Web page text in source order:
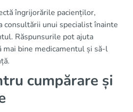
îngrijorările pacienților,
consultării unui specialist înainte
Răspunsurile pot ajuta
mai bine medicamentul și să-l
cumpărare și